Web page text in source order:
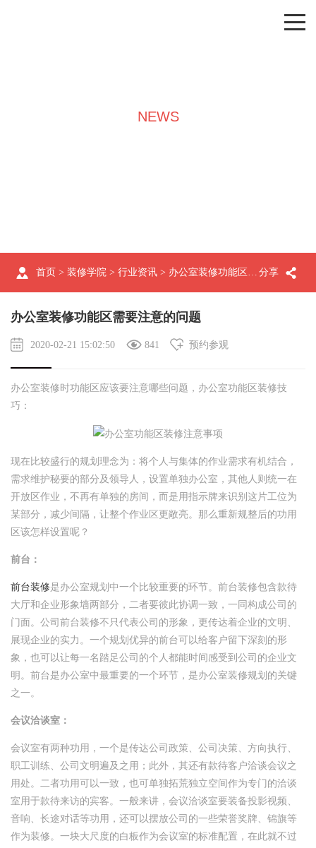
NEWS
分享
首页 > 装修学院 > 行业资讯 > 办公室装修功能区需要注意的问题
办公室装修功能区需要注意的问题
2020-02-21 15:02:50 841 预约参观
办公室装修时功能区应该要注意哪些问题，办公室功能区装修技
巧：
现在比较盛行的规划理念为：将个人与集体的作业需求有机结合，
需求维护秘要的部分及领导人，设置单独办公室，其他人则统一在
开放区作业，不再有单独的房间，而是用指示牌来识别这片工位为
某部分，减少间隔，让整个作业区更敞亮。那么重新规整后的功用
区该怎样设置呢？
前台：
前台装修是办公室规划中一个比较重要的环节。前台装修包含款待
大厅和企业形象墙两部分，二者要彼此协调一致，一同构成公司的
门面。公司前台装修不只代表公司的形象，更传达着企业的文明、
展现企业的实力。一个规划优异的前台可以给客户留下深刻的形
象，也可以让每一名踏足公司的个人都能时间感受到公司的企业文
明。前台是办公室中最重要的一个环节，是办公室装修规划的关键
之一。
会议洽谈室：
会议室有两种功用，一个是传达公司政策、公司决策、方向执行、
职工训练、公司文明遍及之用；此外，其还有款待客户洽谈会议之
用处。二者功用可以一致，也可单独拓荒独立空间作为专门的洽谈
室用于款待来访的宾客。一般来讲，会议洽谈室要装备投影视频、
音响、长途对话等功用，还可以摆放公司的一些荣誉奖牌、锦旗等
作为装修。一块大尺度的白板作为会议室的标准配置，在此就不过